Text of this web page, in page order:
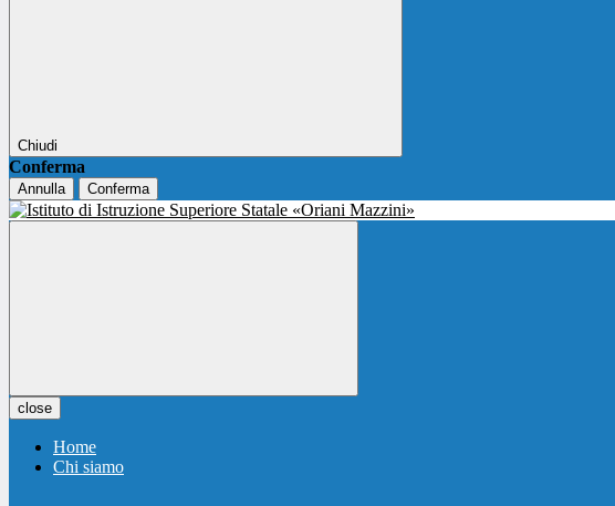
Chiudi
Conferma
Annulla Conferma
close
Home
Chi siamo